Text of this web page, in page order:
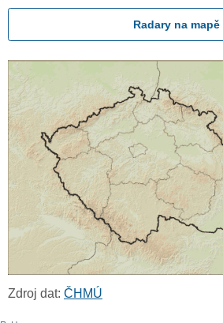
Radary na mapě
Zdroj dat: ČHMÚ